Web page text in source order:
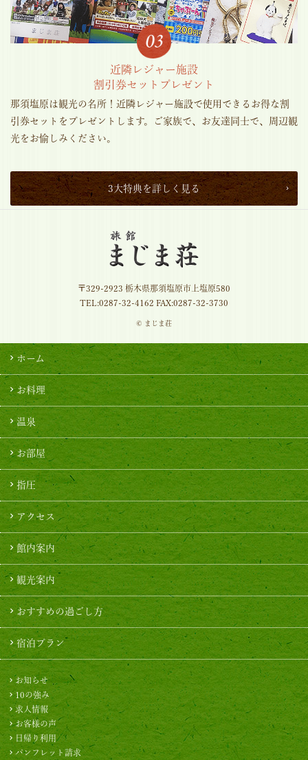
近隣レジャー施設
割引券セットプレゼント
那須塩原は観光の名所！近隣レジャー施設で使用できるお得な割
引券セットをプレゼントします。ご家族で、お友達同士で、周辺観
光をお愉しみください。
3大特典を詳しく見る
〒329-2923 栃木県那須塩原市上塩原580
TEL:0287-32-4162 FAX:0287-32-3730
© まじま荘
ホーム
お料理
温泉
お部屋
指圧
アクセス
館内案内
観光案内
おすすめの過ごし方
宿泊プラン
お知らせ
10の強み
求人情報
お客様の声
日帰り利用
パンフレット請求